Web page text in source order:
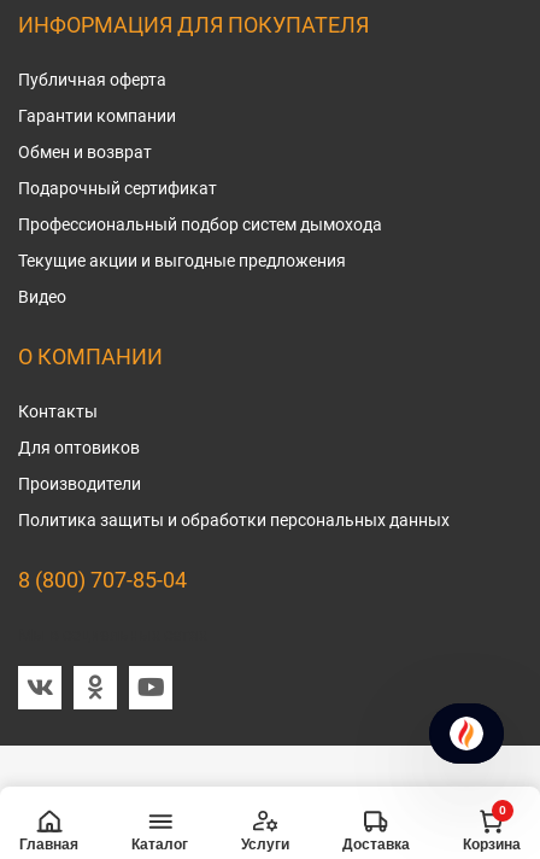
Главная Каталог Услуги Доставка
0
Корзина
ИНФОРМАЦИЯ ДЛЯ ПОКУПАТЕЛЯ
Публичная оферта
Гарантии компании
Обмен и возврат
Подарочный сертификат
Профессиональный подбор систем дымохода
Текущие акции и выгодные предложения
Видео
О КОМПАНИИ
Контакты
Для оптовиков
Производители
Политика защиты и обработки персональных данных
8 (800) 707-85-04